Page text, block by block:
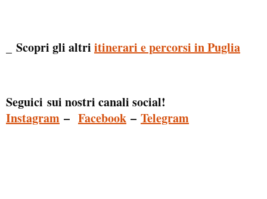
_ Scopri gli altri itinerari e percorsi in Puglia
Seguici sui nostri canali social!
Instagram – Facebook – Telegram